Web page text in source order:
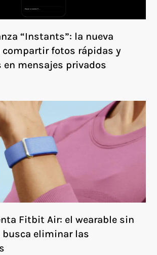
“Instants”: la nueva
compartir fotos rápidas y
en mensajes privados
Fitbit Air: el wearable sin
eliminar las